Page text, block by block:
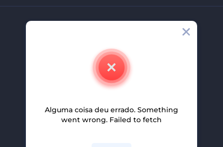
Contate-Nos
Carreiras
Programa De Afiliados
Alguma coisa deu errado. Something
went wrong. Failed to fetch